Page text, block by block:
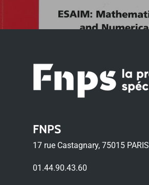
FNPS
17 rue Castagnary, 75015 PARIS
01.44.90.43.60